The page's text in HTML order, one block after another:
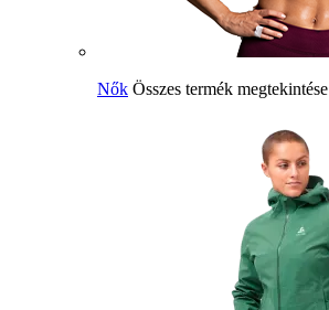
Nők Összes termék megtekintése